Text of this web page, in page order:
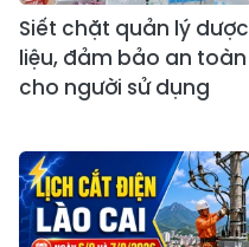
Siết chặt quản lý dược
liệu, đảm bảo an toàn
cho người sử dụng